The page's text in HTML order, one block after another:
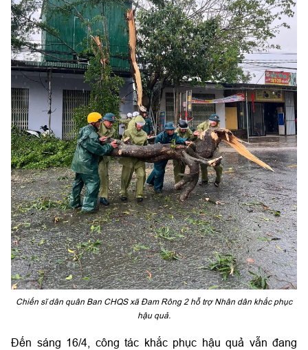
Chiến sĩ dân quân Ban CHQS xã Đam Rông 2 hỗ trợ Nhân dân khắc phục
hậu quả.
Đến sáng 16/4, công tác khắc phục hậu quả vẫn đang